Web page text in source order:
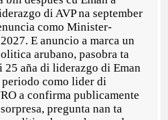
di AVP na september
como Minister-
E anuncio a marca un
arubano, pasobra ta
aña di liderazgo di Eman
periodo como lider di
a confirma publicamente
pregunta nan ta